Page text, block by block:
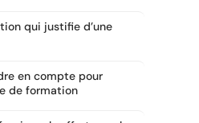
qui justifie d’une
en compte pour
de formation